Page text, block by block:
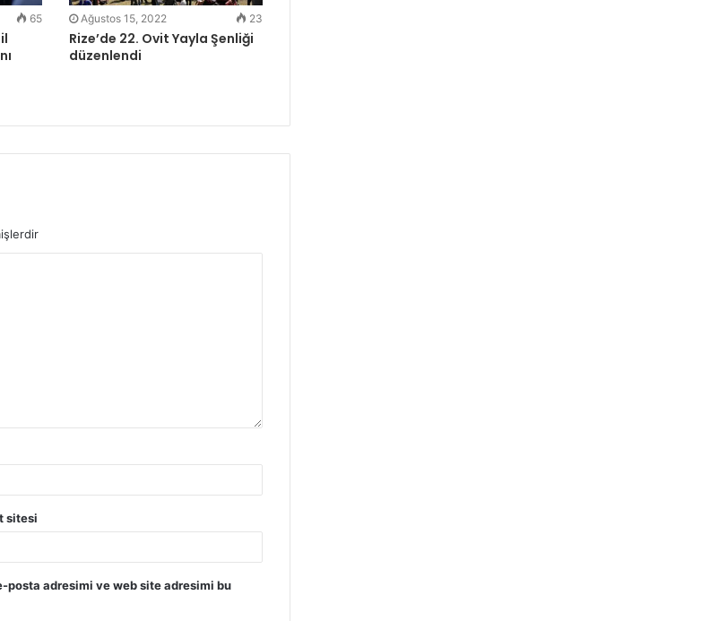
65 Ağustos 15, 2022 23
Rize’de 22. Ovit Yayla Şenliği
düzenlendi
sitesi
posta adresimi ve web site adresimi bu